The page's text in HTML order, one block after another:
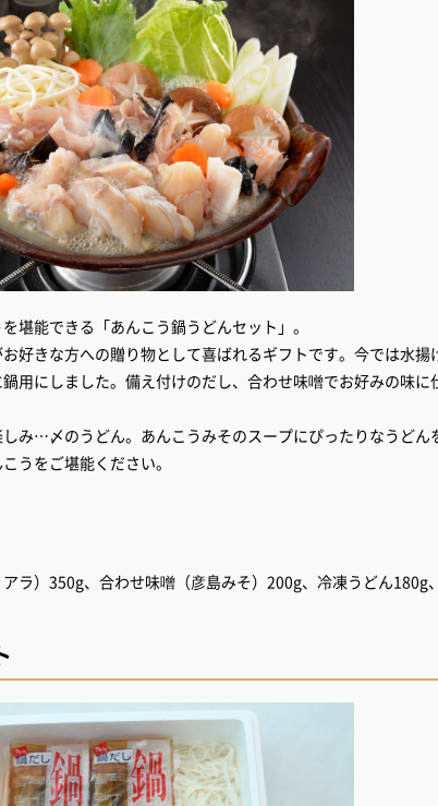
堪能できる「あんこう鍋うどんセット」。
好きな方への贈り物として喜ばれるギフトです。今では水
用にしました。備え付けのだし、合わせ味噌でお好みの味に
み…〆のうどん。あんこうみそのスープにぴったりなうどん
うをご堪能ください。
ラ）350g、合わせ味噌（彦島みそ）200g、冷凍うどん